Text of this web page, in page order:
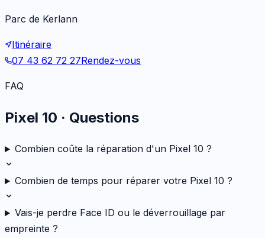
Parc de Kerlann
Itinéraire
07 43 62 72 27Rendez-vous
FAQ
Pixel 10 · Questions
Combien coûte la réparation d'un Pixel 10 ?
Combien de temps pour réparer votre Pixel 10 ?
Vais-je perdre Face ID ou le déverrouillage par
empreinte ?